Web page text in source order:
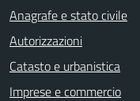
Anagrafe e stato civile
Autorizzazioni
Catasto e urbanistica
Imprese e commercio